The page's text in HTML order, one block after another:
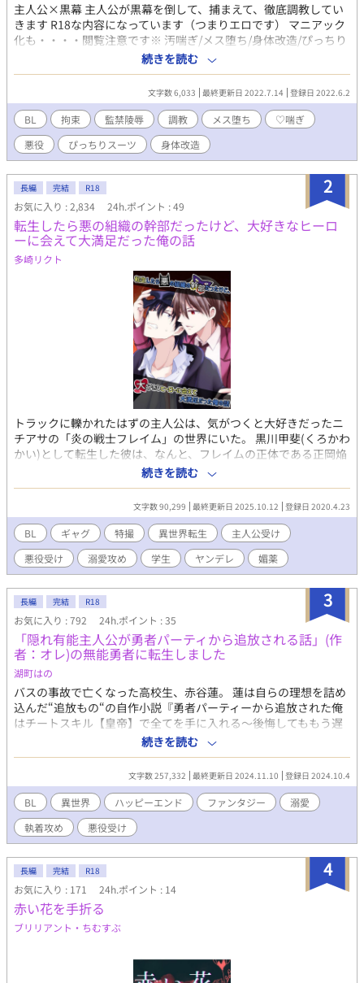
主人公×黒幕 主人公が黒幕を倒して、捕まえて、徹底調教してい
きます R18な内容になっています（つまりエロです） マニアック
化も・・・・閲覧注意です※ 汚喘ぎ/メス堕ち/身体改造/ぴっちり
スーツ（ライダースーツ）/悪役受け/敗北/ 上記の内容が含まれま
す
続きを読む
文字数 6,033 最終更新日 2022.7.14 登録日 2022.6.2
BL 拘束 監禁陵辱 調教 メス堕ち
♡喘ぎ
悪役
ぴっちりスーツ 身体改造
2
長編 完結 R18
お気に入り : 2,834 24h.ポイント : 49
転生したら悪の組織の幹部だったけど、大好きなヒーロ
ーに会えて大満足だった俺の話
多崎リクト
トラックに轢かれたはずの主人公は、気がつくと大好きだったニ
チアサの「炎の戦士フレイム」の世界にいた。 黒川甲斐(くろかわ
かい)として転生した彼は、なんと、フレイムの正体である正岡焔
(まさおか ほむら)の親友で、 その正体は悪の組織エタニティの幹
部ブラックナイトだった！！ 「え、つまり、フレイムと触れ合え
るの？」 だが、彼の知るフレイムとは話が変わっていって―― 正
岡焔×黒川甲斐になります。ムーンライトノベルズ様にも投稿
中。 ※はR18シーンあり 表紙は宝乃あいらんど様に頂きました！
続きを読む
文字数 90,299 最終更新日 2025.10.12 登録日 2020.4.23
BL ギャグ 特撮 異世界転生
主人公受け
悪役受け
溺愛攻め 学生 ヤンデレ 媚薬
3
長編 完結 R18
お気に入り : 792 24h.ポイント : 35
「隠れ有能主人公が勇者パーティから追放される話」(作
者：オレ)の無能勇者に転生しました
湖町はの
バスの事故で亡くなった高校生、赤谷蓮。 蓮は自らの理想を詰め
込んだ“追放もの“の自作小説『勇者パーティーから追放された俺
はチートスキル【皇帝】で全てを手に入れる〜後悔してももう遅
い〜』の世界に転生していた。 だが、蓮が転生したのは自分の名
前を付けた“隠れチート主人公“グレンではなく、グレンを追放す
る“無能勇者“ベルンハルト。 しかもなぜかグレンがベルンハルト
に執着していて……。 「好きです。命に変えても貴方を守りま
す。だから、これから先の未来も、ずっと貴方の傍にいさせて」
――オレが書いてたのはBLじゃないんですけど⁈ ＿＿＿＿＿＿＿
＿＿＿ 追放ものチート主人公×当て馬勇者のラブコメ 一部暗いシ
ーンがありますが基本的には頭ゆるゆる （主人公たちの倫理観も
けっこうゆるゆるです） ※R成分薄めです ＿＿＿＿＿＿＿＿＿＿
小説家になろう（ムーンライトノベルズ）にも掲載中です o,+:｡
☆.*・+｡ お気に入り、ハート、エール、コメントとても嬉しいで
す\( ´ω` )/ ありがとうございます！！ BL大賞ありがとうございま
したm(_ _)m
続きを読む
文字数 257,332 最終更新日 2024.11.10 登録日 2024.10.4
BL 異世界 ハッピーエンド ファンタジー
溺愛
執着攻め
悪役受け
4
長編 完結 R18
お気に入り : 171 24h.ポイント : 14
赤い花を手折る
ブリリアント・ちむすぶ